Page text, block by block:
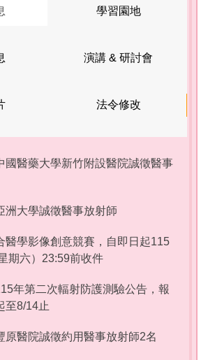
學習園地
演講 & 研討會
法令修改
國醫藥大學新竹附設醫院誠徵醫事
洲大學誠徵醫事放射師
醫學影像創意競賽，自即日起115
期六）23:59前收件
年第二次輻射防護測驗公告，報
至8/14止
原醫院誠徵約用醫事放射師2名